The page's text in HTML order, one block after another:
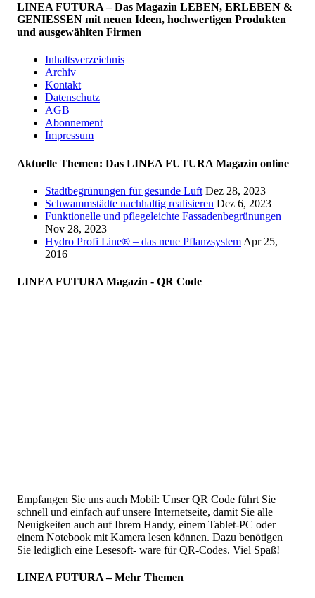
LINEA FUTURA – Das Magazin LEBEN, ERLEBEN &
GENIESSEN mit neuen Ideen, hochwertigen Produkten
und ausgewählten Firmen
Inhaltsverzeichnis
Archiv
Kontakt
Datenschutz
AGB
Abonnement
Impressum
Aktuelle Themen: Das LINEA FUTURA Magazin online
Stadtbegrünungen für gesunde Luft Dez 28, 2023
Schwammstädte nachhaltig realisieren Dez 6, 2023
Funktionelle und pflegeleichte Fassadenbegrünungen
Nov 28, 2023
Hydro Profi Line® – das neue Pflanzsystem Apr 25,
2016
LINEA FUTURA Magazin - QR Code
Empfangen Sie uns auch Mobil: Unser QR Code führt Sie
schnell und einfach auf unsere Internetseite, damit Sie alle
Neuigkeiten auch auf Ihrem Handy, einem Tablet-PC oder
einem Notebook mit Kamera lesen können. Dazu benötigen
Sie lediglich eine Lesesoft- ware für QR-Codes. Viel Spaß!
LINEA FUTURA – Mehr Themen